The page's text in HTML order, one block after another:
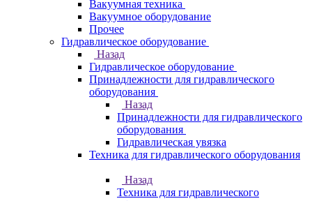
Вакуумная техника
Вакуумное оборудование
Прочее
Гидравлическое оборудование
Назад
Гидравлическое оборудование
Принадлежности для гидравлического
оборудования
Назад
Принадлежности для гидравлического
оборудования
Гидравлическая увязка
Техника для гидравлического оборудования
Назад
Техника для гидравлического